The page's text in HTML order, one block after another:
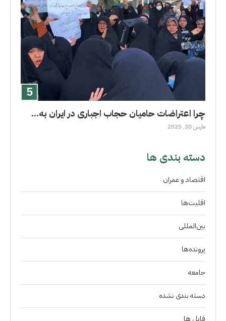
چرا اعتراضات حامیان حجاب اجباری در ایران به...
مارس 30, 2025
دسته بندی ها
اقتصاد و عمران
اقلیت‌ها
بین‌المللی
پرونده‌ها
جامعه
دسته بندی نشده
فايل ها